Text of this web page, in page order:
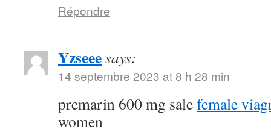
Répondre
Yzseeesays:
14 septembre 2023 at 8 h 28 min
premarin 600 mg salefemale
women